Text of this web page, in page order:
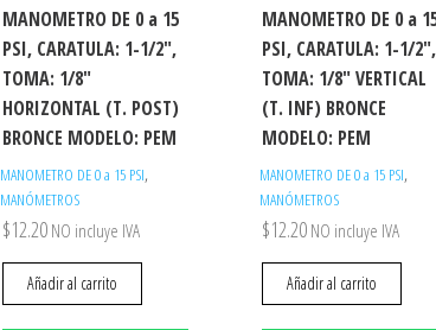
MANOMETRO DE 0 a 15
PSI, CARATULA: 1-1/2″,
TOMA: 1/8″
HORIZONTAL (T. POST)
BRONCE MODELO: PEM
MANOMETRO DE 0 a 15 PSI,
MANÓMETROS
$12.20 NO incluye IVA
Añadir al carrito
MANOMETRO DE 0 a
PSI, CARATULA: 1-1/2″,
TOMA: 1/8″ VERTICAL
(T. INF) BRONCE
MODELO: PEM
MANOMETRO DE 0 a 15 PSI,
MANÓMETROS
$12.20 NO incluye IVA
Añadir al carrito